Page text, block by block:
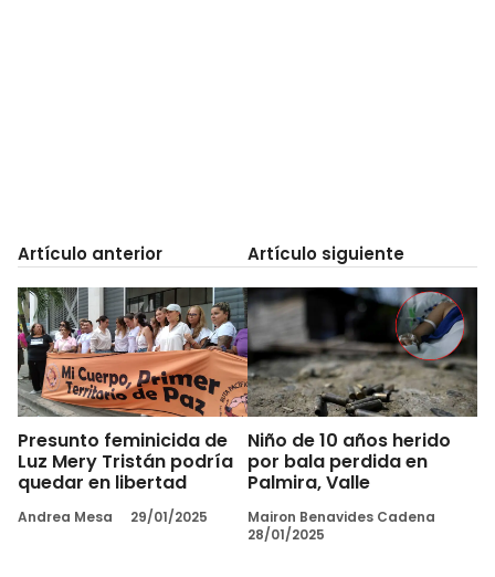
Artículo anterior
Presunto feminicida de
Luz Mery Tristán podría
quedar en libertad
Andrea Mesa 29/01/2025
Artículo siguiente
Niño de 10 años herido
por bala perdida en
Palmira, Valle
Mairon Benavides Cadena
28/01/2025